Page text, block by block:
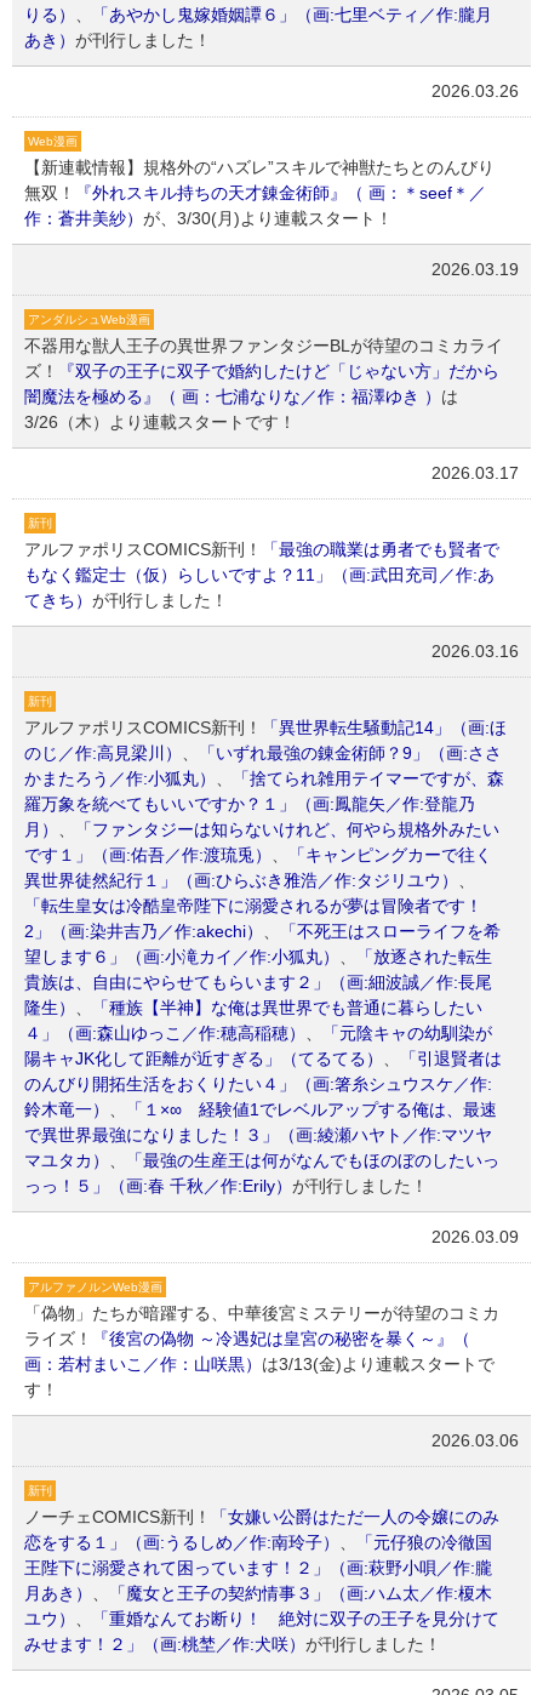
りる）
「あやかし鬼嫁婚姻譚６」（画:七里ベティ／作:朧月
あき） が刊行しました！
2026.03.26
Web漫画
【新連載情報】規格外の“ハズレ”スキルで神獣たちとのんびり
無双！
『外れスキル持ちの天才錬金術師』（ 画：＊seef＊／
作：蒼井美紗） が、3/30(月)より連載スタート！
2026.03.19
アンダルシュWeb漫画
不器用な獣人王子の異世界ファンタジーBLが待望のコミカライ
ズ！
『双子の王子に双子で婚約したけど「じゃない方」だから
闇魔法を極める』（ 画：七浦なりな／作：福澤ゆき ） は
3/26（木）より連載スタートです！
2026.03.17
新刊
アルファポリスCOMICS新刊！
「最強の職業は勇者でも賢者で
もなく鑑定士（仮）らしいですよ？11」（画:武田充司／作:あ
てきち） が刊行しました！
2026.03.16
新刊
アルファポリスCOMICS新刊！
「異世界転生騒動記14」（画:ほ
のじ／作:高見梁川）
「いずれ最強の錬金術師？9」（画:ささ
かまたろう／作:小狐丸）
「捨てられ雑用テイマーですが、森
羅万象を統べてもいいですか？１」（画:鳳龍矢／作:登龍乃
月）
「ファンタジーは知らないけれど、何やら規格外みたい
です１」（画:佑吾／作:渡琉兎）
「キャンピングカーで往く
異世界徒然紀行１」（画:ひらぶき雅浩／作:タジリユウ）
「転生皇女は冷酷皇帝陛下に溺愛されるが夢は冒険者です！
2」（画:染井吉乃／作:akechi）
「不死王はスローライフを希
望します６」（画:小滝カイ／作:小狐丸）
「放逐された転生
貴族は、自由にやらせてもらいます２」（画:細波誠／作:長尾
隆生）
「種族【半神】な俺は異世界でも普通に暮らしたい
４」（画:森山ゆっこ／作:穂高稲穂）
「元陰キャの幼馴染が
陽キャJK化して距離が近すぎる」（てるてる）
「引退賢者は
のんびり開拓生活をおくりたい４」（画:箸糸シュウスケ／作:
鈴木竜一）
「１×∞ 経験値1でレベルアップする俺は、最速
で異世界最強になりました！３」（画:綾瀬ハヤト／作:マツヤ
マユタカ）
「最強の生産王は何がなんでもほのぼのしたいっ
っっ！５」（画:春 千秋／作:Erily） が刊行しました！
2026.03.09
アルファノルンWeb漫画
「偽物」たちが暗躍する、中華後宮ミステリーが待望のコミカ
ライズ！
『後宮の偽物 ～冷遇妃は皇宮の秘密を暴く～』（
画：若村まいこ／作：山咲黒） は3/13(金)より連載スタートで
す！
2026.03.06
新刊
ノーチェCOMICS新刊！
「女嫌い公爵はただ一人の令嬢にのみ
恋をする１」（画:うるしめ／作:南玲子）
「元仔狼の冷徹国
王陛下に溺愛されて困っています！２」（画:萩野小唄／作:朧
月あき）
「魔女と王子の契約情事３」（画:ハム太／作:榎木
ユウ）
「重婚なんてお断り！ 絶対に双子の王子を見分けて
みせます！２」（画:桃埜／作:犬咲） が刊行しました！